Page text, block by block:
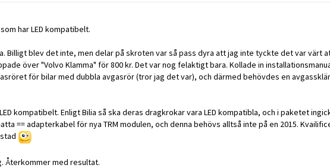
har LED kompatibelt.
Billigt blev det inte, men delar på skroten var så pass dyra att jag inte tyckte det var värt
över "Volvo Klamma" för 800 kr. Det var nog felaktigt bara. Kollade in
för bilar med dubbla avgasrör (tror jag det var), och därmed behövdes en
kompatibelt. Enligt Bilia så ska deras dragkrokar vara LED kompatibla, och i paketet
== adapterkabel för nya TRM modulen, och denna behövs alltså inte på en 2015.
Återkommer med resultat.